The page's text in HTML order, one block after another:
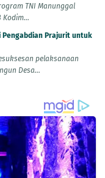
TNI Manunggal
Kodim...
Pengabdian Prajurit untuk
pelaksanaan
Desa...